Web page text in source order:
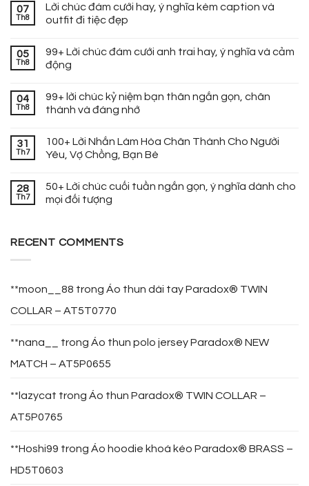
07
Th8
Lời chúc đám cưới hay, ý nghĩa kèm caption và
outfit đi tiệc đẹp
05
Th8
99+ Lời chúc đám cưới anh trai hay, ý nghĩa và cảm
động
04
Th8
99+ lời chúc kỷ niệm bạn thân ngắn gọn, chân
thành và đáng nhớ
31
Th7
100+ Lời Nhắn Làm Hòa Chân Thành Cho Người
Yêu, Vợ Chồng, Bạn Bè
28
Th7
50+ Lời chúc cuối tuần ngắn gọn, ý nghĩa dành cho
mọi đối tượng
RECENT COMMENTS
**moon__88 trong Áo thun dài tay Paradox® TWIN
COLLAR – AT5T0770
**nana__ trong Áo thun polo jersey Paradox® NEW
MATCH – AT5P0655
**lazycat trong Áo thun Paradox® TWIN COLLAR –
AT5P0765
**Hoshi99 trong Áo hoodie khoá kéo Paradox® BRASS –
HD5T0603